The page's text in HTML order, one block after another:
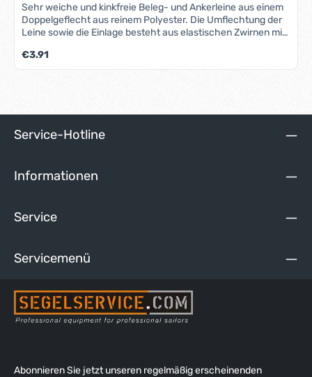
Sehr weiche und kinkfreie Beleg- und Ankerleine aus einem
Doppelgeflecht aus reinem Polyester. Die Umflechtung der
Leine sowie die Einlage besteht aus elastischen Zwirnen mit
bleibt immer rund, kinkt nicht und wird auch nach längerem
Einsatz im Wasser nicht hart. Hohe Bruchlast und UV-
Regulärer Preis:
€3.91
Service-Hotline
Informationen
Service
Servicemenü
Abonnieren Sie jetzt unseren regelmäßig erscheinenden